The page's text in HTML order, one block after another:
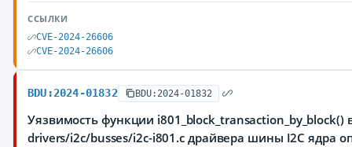
ССЫЛКИ
CVE-2024-26606
CVE-2024-26606
BDU:2024-01832 BDU:2024-01832
Уязвимость функции i801_block_transaction_by_block()
drivers/i2c/busses/i2c-i801.c драйвера шины I2C ядра